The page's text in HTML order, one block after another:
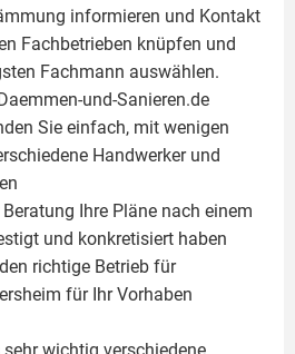
informieren und Kontakt
Fachbetrieben knüpfen und
Fachmann auswählen.
und-Sanieren.de
Sie einfach, mit wenigen
Handwerker und
Ihre Pläne nach einem
und konkretisiert haben
richtige Betrieb für
für Ihr Vorhaben